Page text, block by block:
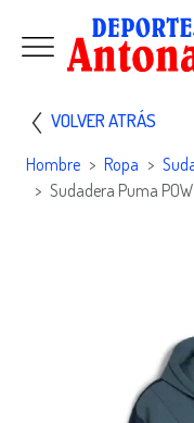
VOLVER ATRÁS
Hombre Ropa
Sudadera Puma